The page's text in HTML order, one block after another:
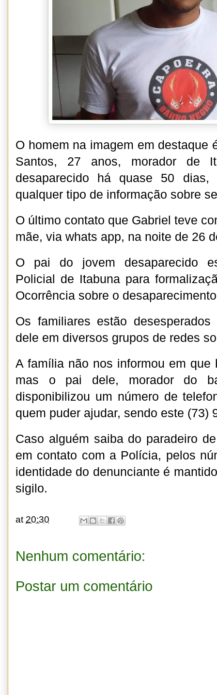
O homem na imagem em destaque
Santos, 27 anos, morador de
desaparecido há quase 50 dias,
qualquer tipo de informação sobre
O último contato que Gabriel teve
mãe, via whats app, na noite de 26
O pai do jovem desaparecido
Policial de Itabuna para
Ocorrência sobre o
Os familiares estão
dele em diversos grupos de redes
A família não nos informou em que
mas o pai dele, morador do
disponibilizou um número de
quem puder ajudar, sendo este (73)
Caso alguém saiba do paradeiro
em contato com a Polícia, pelos
identidade do denunciante é
sigilo.
at 20:30
Nenhum comentário:
Postar um comentário